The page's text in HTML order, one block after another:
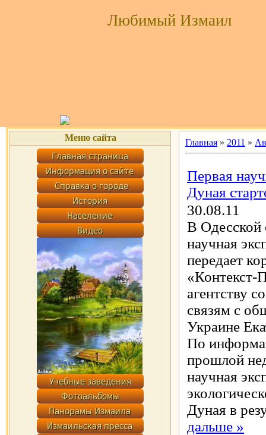
Любимый Измаил
Меню сайта Главная » 2011 »
Первая
Дуная
30.08.11
В Одесской
научная
передает
«Контекст-
агентству
связям с
Украине
По
прошлой
научная
Дуная в
дальше »